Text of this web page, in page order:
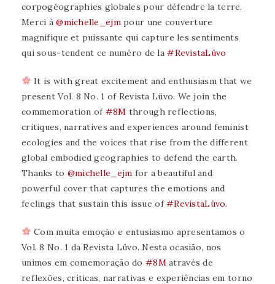
corpogéographies globales pour défendre la terre.
Merci à@michelle_ejmpour une couverture
magnifique et puissante qui capture les sentiments
qui sous-tendent ce numéro de la#RevistaLüvo
It is with great excitement and enthusiasm that we
present Vol. 8 No. 1 of Revista Lüvo. We join the
commemoration of #8M through reflections,
critiques, narratives and experiences around feminist
ecologies and the voices that rise from the different
global embodied geographies to defend the earth.
Thanks to @michelle_ejm for a beautiful and
powerful cover that captures the emotions and
feelings that sustain this issue of#RevistaLüvo.
Com muita emoção e entusiasmo apresentamos o
Vol. 8 No. 1 da Revista Lüvo. Nesta ocasião, nos
unimos em comemoração do #8Matravés de
reflexões, críticas, narrativas e experiências em torno